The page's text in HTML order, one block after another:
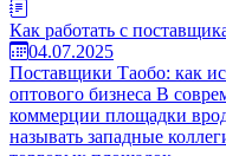
Как работать с
04.07.2025
Поставщики Таобо: как
оптового бизнеса В
коммерции площадки
называть западные